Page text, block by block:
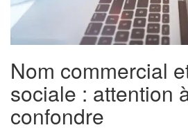
Nom commercial
sociale : attention
confondre